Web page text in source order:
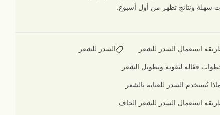
سهلة ونتائج تظهر من أول أسبوع.
استعمال السدر للشعر السدر للشعر
فعّالة لتقوية وتطويل الشعر
يُستخدم السدر للعناية بالشعر
استعمال السدر للشعر الجاف